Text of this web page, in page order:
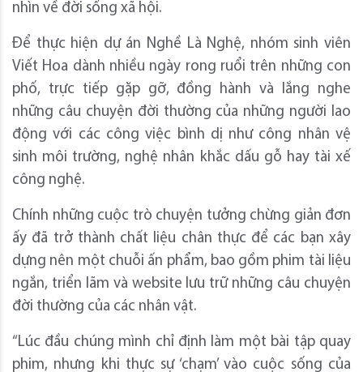
nhìn về đời sống xã hội.
Để thực hiện dự án Nghề Là Nghệ, nhóm sinh viên
Viết Hoa dành nhiều ngày rong ruổi trên những con
phố, trực tiếp gặp gỡ, đồng hành và lắng nghe
những câu chuyện đời thường của những người lao
động với các công việc bình dị như công nhân vệ
sinh môi trường, nghệ nhân khắc dấu gỗ hay tài xế
công nghệ.
Chính những cuộc trò chuyện tưởng chừng giản đơn
ấy đã trở thành chất liệu chân thực để các bạn xây
dựng nên một chuỗi ấn phẩm, bao gồm phim tài liệu
ngắn, triển lãm và website lưu trữ những câu chuyện
đời thường của các nhân vật.
“Lúc đầu chúng mình chỉ định làm một bài tập quay
phim, nhưng khi thực sự ‘chạm’ vào cuộc sống của